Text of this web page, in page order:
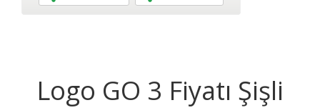
Logo GO 3 Fiyatı Şişli